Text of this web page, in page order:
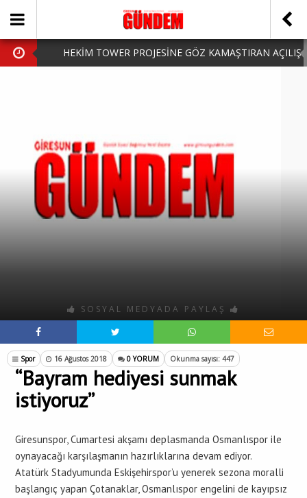
HEKİM TOWER PROJESİNE GÖZ KAMAŞTIRAN AÇILIŞ
HARUN CİCİ: VİDEOYU GÖRÜNCE GÖZLERİM DOLDU
SOSYAL MEDYADA PAYLAŞ
Spor 16 Ağustos 2018 0 YORUM Okunma sayısı: 447
“Bayram hediyesi sunmak
istiyoruz”
Giresunspor, Cumartesi akşamı deplasmanda Osmanlıspor ile
oynayacağı karşılaşmanın hazırlıklarına devam ediyor.
Atatürk Stadyumunda Eskişehirspor’u yenerek sezona moralli
başlangıç yapan Çotanaklar, Osmanlıspor engelini de kayıpsız